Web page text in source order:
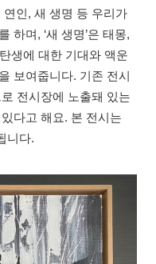
연인, 새 생명 등 우리가
하며, ‘새 생명’은 태몽,
생에 대한 기대와 액운
보여줍니다. 기존 전시
전시장에 노출돼 있는
다고 해요. 본 전시는
니다.